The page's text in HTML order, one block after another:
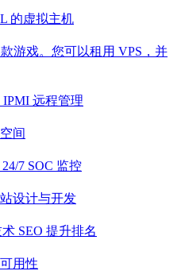
的虚拟主机
游戏。您可以租用 VPS，并
远程管理
间
7 SOC 监控
设计与开发
SEO 提升排名
用性